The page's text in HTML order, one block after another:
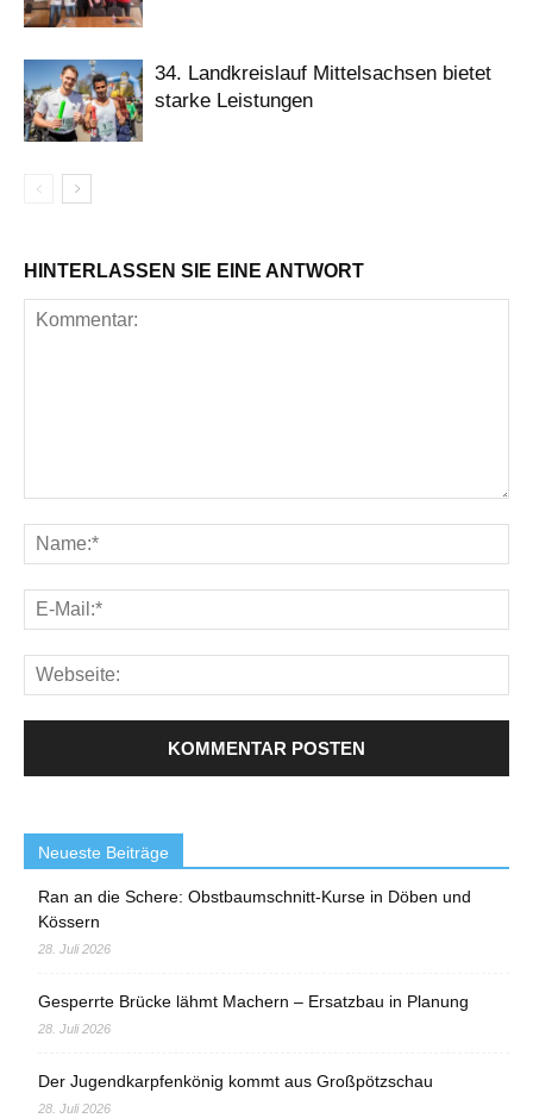
34. Landkreislauf Mittelsachsen bietet
starke Leistungen
HINTERLASSEN SIE EINE ANTWORT
Neueste Beiträge
Ran an die Schere: Obstbaumschnitt-Kurse in Döben und
Kössern
28. Juli 2026
Gesperrte Brücke lähmt Machern – Ersatzbau in Planung
28. Juli 2026
Der Jugendkarpfenkönig kommt aus Großpötzschau
28. Juli 2026